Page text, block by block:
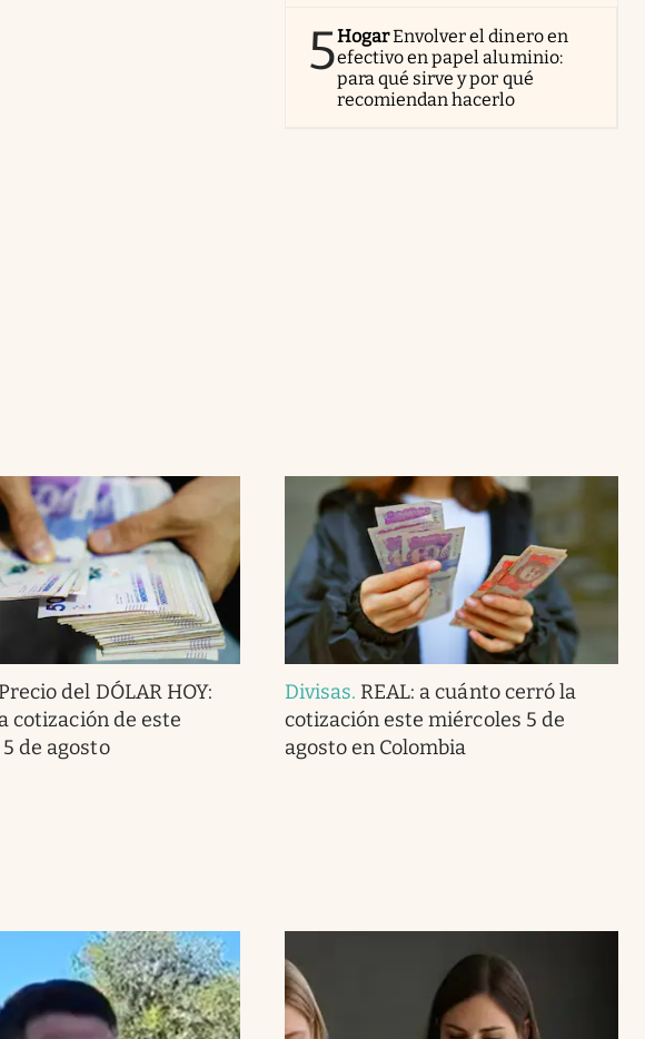
5HogarEnvolver el dinero en
efectivo en papel aluminio:
para qué sirve y por qué
recomiendan hacerlo
Precio del DÓLAR HOY:
cotización de este
de agosto
Divisas. REAL: a cuánto cerró la
cotización este miércoles 5 de
agosto en Colombia